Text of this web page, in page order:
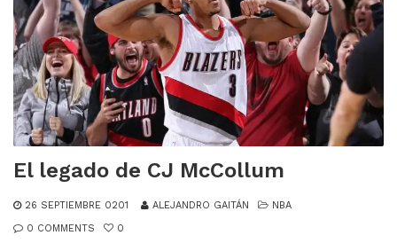
El legado de CJ McCollum
26 SEPTIEMBRE 0201 ALEJANDRO GAITÁN
NBA
0 COMMENTS
0